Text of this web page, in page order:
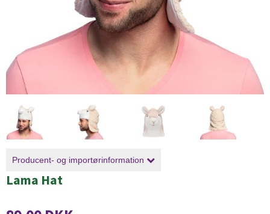
Producent- og importørinformation
Lama Hat